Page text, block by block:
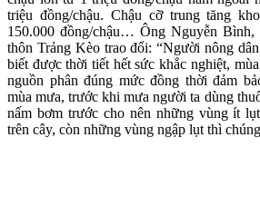
triệu đồng/chậu. Chậu cỡ trung tăng
150.000 đồng/chậu… Ông Nguyễn Bình,
thôn Trảng Kèo trao đổi: “Người nông
biết được thời tiết hết sức khắc nghiệt,
nguồn phân đúng mức đồng thời đảm
mùa mưa, trước khi mưa người ta dùng
nấm bơm trước cho nên những vùng ít
trên cây, còn những vùng ngập lụt thì